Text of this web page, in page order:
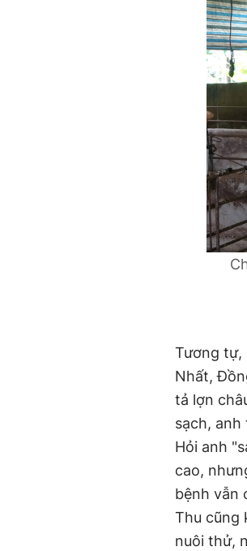
Tương tự,
Nhất,
tả lợn
sạch, anh
Hỏi anh
cao,
bệnh vẫn
Thu cũng
nuôi thử,